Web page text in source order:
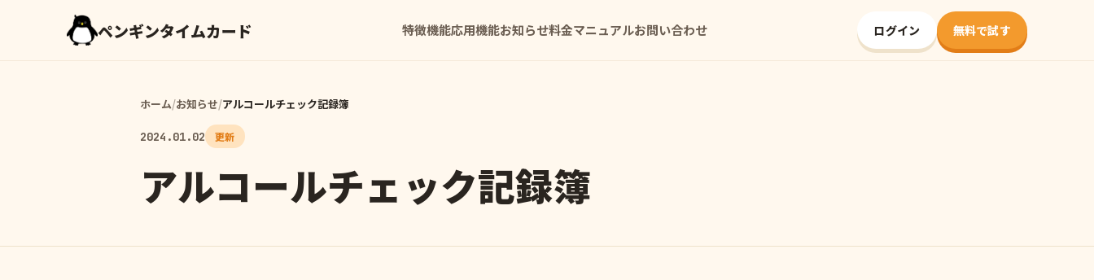
ペンギンタイムカード 特徴機能応用機能お知らせ料金マニュアルお問い合わせ ログイン 無料で試す
ホーム/お知らせ/アルコールチェック記録簿
2024.01.02 更新
アルコールチェック記録簿